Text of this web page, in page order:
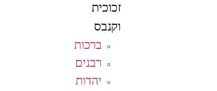
זכוכית
וקנבס
ברכות
רבנים
יהדות